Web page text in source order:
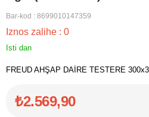
Bar-kod : 8699010147359
Iznos zalihe : 0
Isti dan
FREUD AHŞAP DAİRE TESTERE
₺2.569,90